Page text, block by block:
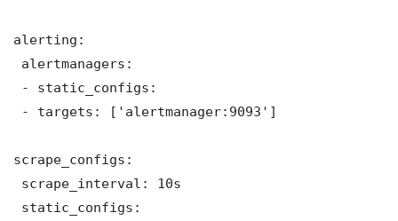
alerting:
alertmanagers:
- static_configs:
- targets: ['alertmanager:9093']
scrape_configs:
scrape_interval: 10s
static_configs: